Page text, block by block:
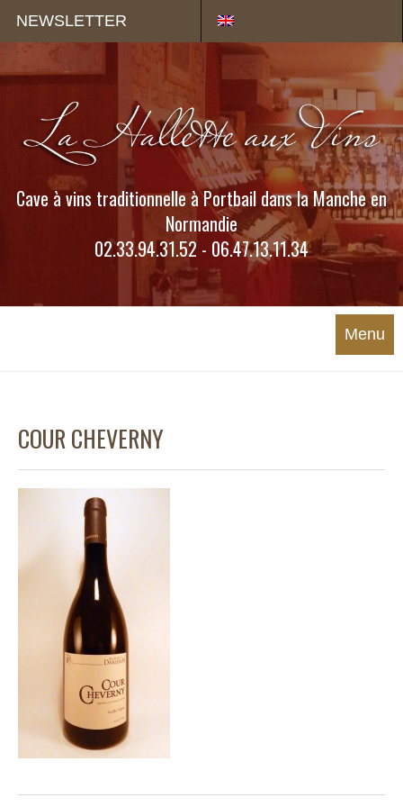
NEWSLETTER
Cave à vins traditionnelle à Portbail dans la Manche en
Normandie
02.33.94.31.52 - 06.47.13.11.34
Menu
COUR CHEVERNY
Panneau de gestion des cookies